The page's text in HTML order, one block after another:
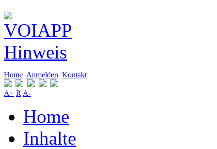
Home Anmelden Kontakt
A+ R A-
Home
Inhalte